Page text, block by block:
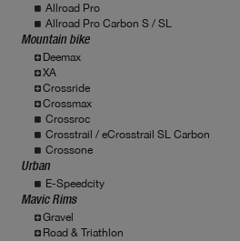
Allroad Pro
Allroad Pro Carbon S / SL
Mountain bike
Deemax
XA
Crossride
Crossmax
Crossroc
Crosstrail / eCrosstrail SL Carbon
Crossone
Urban
E-Speedcity
Mavic Rims
Gravel
Road & Triathlon